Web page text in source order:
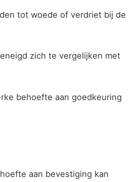
tot woede of verdriet bij de
zich te vergelijken met
behoefte aan goedkeuring
aan bevestiging kan